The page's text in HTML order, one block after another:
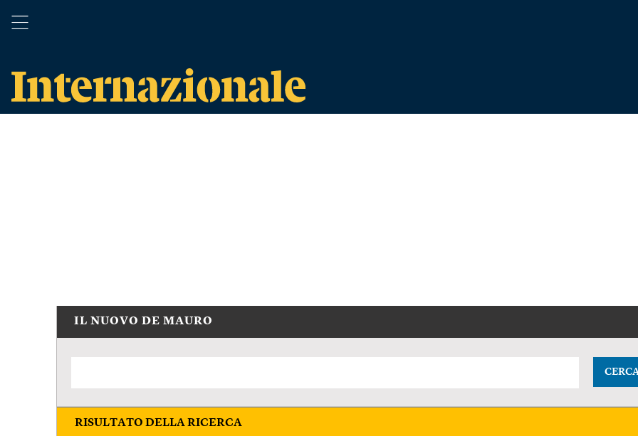
IL NUOVO DE MAURO
CERCA
RISULTATO DELLA RICERCA